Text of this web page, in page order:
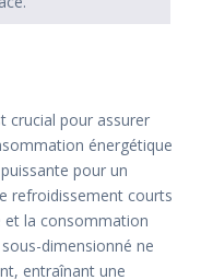
crucial pour assurer
énergétique
pour un
refroidissement courts
et la consommation
dimensionné ne
entraînant une